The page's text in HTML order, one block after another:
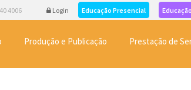
4006 Login Educação Presencial
Produção e Publicação Prestação de